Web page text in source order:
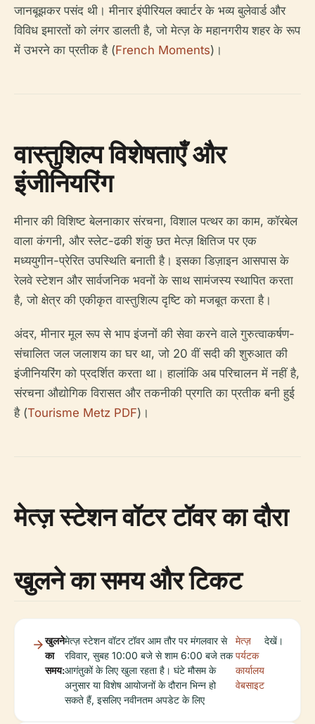
जानबूझकर पसंद थी। मीनार इंपीरियल क्वार्टर के भव्य बुलेवार्ड और
विविध इमारतों को लंगर डालती है, जो मेत्ज़ के महानगरीय शहर के रूप
में उभरने का प्रतीक है (French Moments)।
वास्तुशिल्प विशेषताएँ और
इंजीनियरिंग
मीनार की विशिष्ट बेलनाकार संरचना, विशाल पत्थर का काम, कॉरबेल
वाला कंगनी, और स्लेट-ढकी शंकु छत मेत्ज़ क्षितिज पर एक
मध्ययुगीन-प्रेरित उपस्थिति बनाती है। इसका डिज़ाइन आसपास के
रेलवे स्टेशन और सार्वजनिक भवनों के साथ सामंजस्य स्थापित करता
है, जो क्षेत्र की एकीकृत वास्तुशिल्प दृष्टि को मजबूत करता है।
अंदर, मीनार मूल रूप से भाप इंजनों की सेवा करने वाले गुरुत्वाकर्षण-
संचालित जल जलाशय का घर था, जो 20 वीं सदी की शुरुआत की
इंजीनियरिंग को प्रदर्शित करता था। हालांकि अब परिचालन में नहीं है,
संरचना औद्योगिक विरासत और तकनीकी प्रगति का प्रतीक बनी हुई
है (Tourisme Metz PDF)।
मेत्ज़ स्टेशन वॉटर टॉवर का दौरा
खुलने का समय और टिकट
खुलने
का
समय:
मेत्ज़ स्टेशन वॉटर टॉवर आम तौर पर मंगलवार से
रविवार, सुबह 10:00 बजे से शाम 6:00 बजे तक
आगंतुकों के लिए खुला रहता है। घंटे मौसम के
अनुसार या विशेष आयोजनों के दौरान भिन्न हो
सकते हैं, इसलिए नवीनतम अपडेट के लिए
मेत्ज़
पर्यटक
कार्यालय
वेबसाइट
देखें।